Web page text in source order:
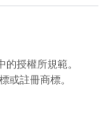
的授權所規範。
或註冊商標。